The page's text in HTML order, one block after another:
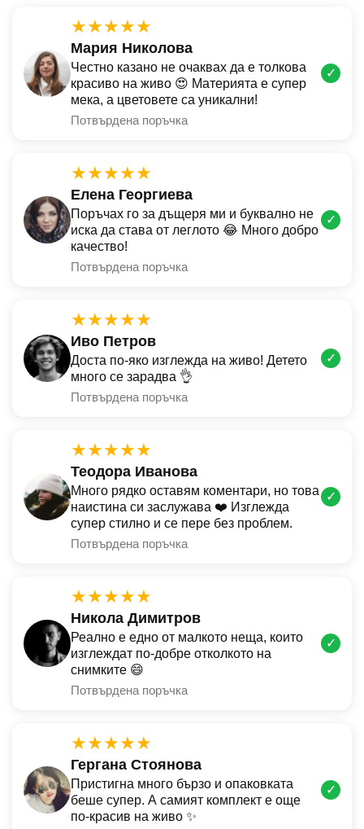
★★★★★
Мария Николова
Честно казано не очаквах да е толкова
красиво на живо 😍 Материята е супер
мека, а цветовете са уникални!
Потвърдена поръчка
✓
★★★★★
Елена Георгиева
Поръчах го за дъщеря ми и буквално не
иска да става от леглото 😂 Много добро
качество!
Потвърдена поръчка
✓
★★★★★
Иво Петров
Доста по-яко изглежда на живо! Детето
много се зарадва 👌
Потвърдена поръчка
✓
★★★★★
Теодора Иванова
Много рядко оставям коментари, но това
наистина си заслужава ❤️ Изглежда
супер стилно и се пере без проблем.
Потвърдена поръчка
✓
★★★★★
Никола Димитров
Реално е едно от малкото неща, които
изглеждат по-добре отколкото на
снимките 😄
Потвърдена поръчка
✓
★★★★★
Гергана Стоянова
Пристигна много бързо и опаковката
беше супер. А самият комплект е още
по-красив на живо ✨
✓